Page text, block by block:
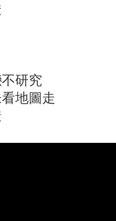
研究
地圖走